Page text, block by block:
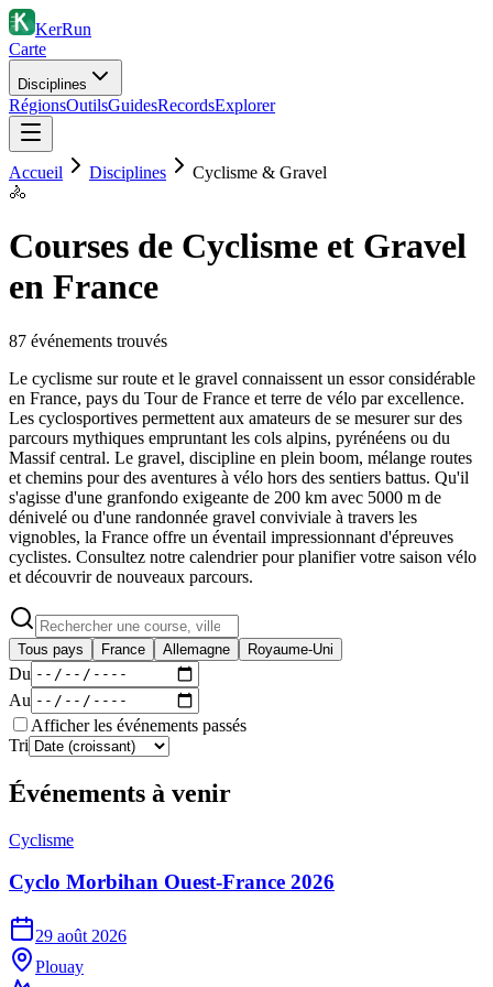
KerRun
Carte
Disciplines
RégionsOutilsGuidesRecordsExplorer
Accueil Disciplines
Cyclisme & Gravel
🚴
Courses de Cyclisme et Gravel
en France
87 événements trouvés
Le cyclisme sur route et le gravel connaissent un essor considérable
en France, pays du Tour de France et terre de vélo par excellence.
Les cyclosportives permettent aux amateurs de se mesurer sur des
parcours mythiques empruntant les cols alpins, pyrénéens ou du
Massif central. Le gravel, discipline en plein boom, mélange routes
et chemins pour des aventures à vélo hors des sentiers battus. Qu'il
s'agisse d'une granfondo exigeante de 200 km avec 5000 m de
dénivelé ou d'une randonnée gravel conviviale à travers les
vignobles, la France offre un éventail impressionnant d'épreuves
cyclistes. Consultez notre calendrier pour planifier votre saison vélo
et découvrir de nouveaux parcours.
Tous pays France Allemagne Royaume-Uni
Du
Au
Afficher les événements passés
Tri
Événements à venir
Cyclisme
Cyclo Morbihan Ouest-France 2026
29 août 2026
Plouay